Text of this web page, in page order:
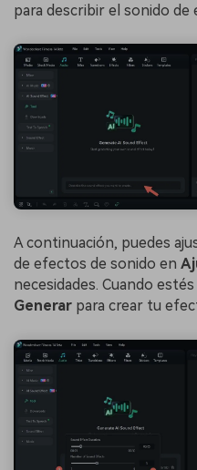
para describir el sonido de
A continuación, puedes
de efectos de sonido en
necesidades. Cuando
Generar para crear tu